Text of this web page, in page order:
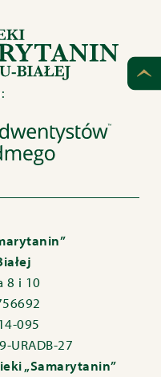
8 i 10
095
URADB-27
„Samarytanin”